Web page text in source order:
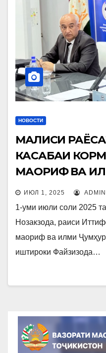
НОВОСТИ
МАҶЛИСИ
КАСАБАИ
МАОРИФ ВА
ТОҶИКИСТОН
ИЮЛ 1, 2025 ADMIN
1-уми июли соли 2025
Нозакзода, раиси
маориф ва илми
иштироки Файзизода…